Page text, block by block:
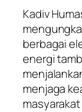
​Kadiv
berbagai
energi
menjaga